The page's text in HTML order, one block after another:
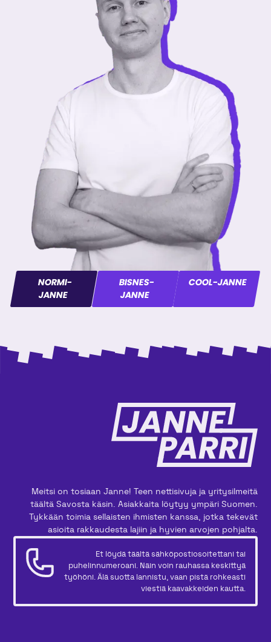
NORMI-
JANNE
BISNES-
JANNE
COOL-JANNE
Meitsi on tosiaan Janne! Teen nettisivuja ja yritysilmeitä
täältä Savosta käsin. Asiakkaita löytyy ympäri Suomen.
Tykkään toimia sellaisten ihmisten kanssa, jotka tekevät
asioita rakkaudesta lajiin ja hyvien arvojen pohjalta.
Et löydä täältä sähköpostiosoitettani tai
puhelinnumeroani. Näin voin rauhassa keskittyä
työhöni. Älä suotta lannistu, vaan pistä rohkeasti
viestiä kaavakkeiden kautta.